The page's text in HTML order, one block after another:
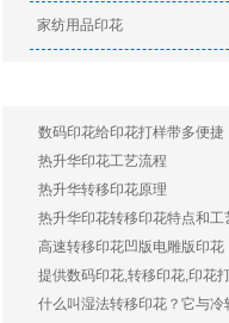
家纺用品印花
数码印花给印花打样带多便捷
热升华印花工艺流程
热升华转移印花原理
热升华印花转移印花特点和工
高速转移印花凹版电雕版印花
提供数码印花,转移印花,印花
生产服务
什么叫湿法转移印花？它与冷